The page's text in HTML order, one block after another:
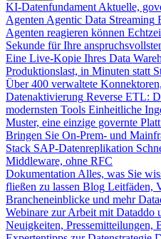
KI-Datenfundament Aktuelle,
Agenten Agentic Data Streaming
Agenten reagieren können
Sekunde für Ihre
Eine Live-Kopie Ihres Data
Produktionslast, in Minuten statt
Über 400 verwaltete
Datenaktivierung Reverse ETL:
modernsten Tools Einheitliche
Muster, eine einzige governte
Bringen Sie On-Prem- und
Stack SAP-Datenreplikation
Middleware, ohne RFC
Dokumentation Alles, was Sie
fließen zu lassen Blog Leitfäden,
Brancheneinblicke und mehr
Webinare zur Arbeit mit Dataddo
Neuigkeiten, Pressemitteilungen,